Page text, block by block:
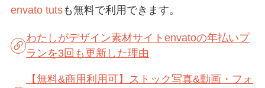
envato tutsも無料で利用できます。
わたしがデザイン素材サイトenvatoの年払いプ
ランを3回も更新した理由
【無料&商用利用可】ストック写真&動画・フォ